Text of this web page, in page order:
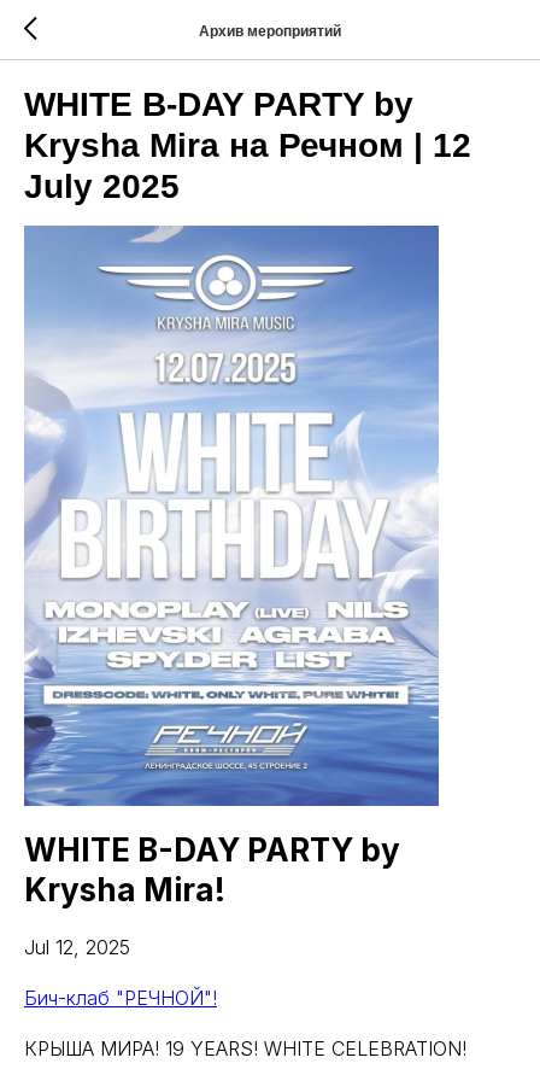
Архив мероприятий
WHITE B-DAY PARTY by
Krysha Mira на Речном | 12
July 2025
WHITE B-DAY PARTY by
Krysha Mira!
Jul 12, 2025
Бич-клаб "РЕЧНОЙ"!
КРЫША МИРА! 19 YEARS! WHITE CELEBRATION!